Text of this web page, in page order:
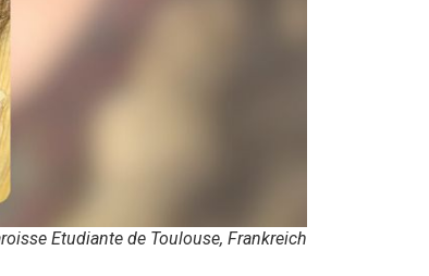
Etudiante de Toulouse, Frankreich